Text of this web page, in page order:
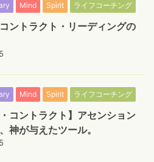
Mind Spirit ライフコーチング
ントラクト・リーディングの
Mind Spirit ライフコーチング
・コントラクト】アセンション
神が与えたツール。